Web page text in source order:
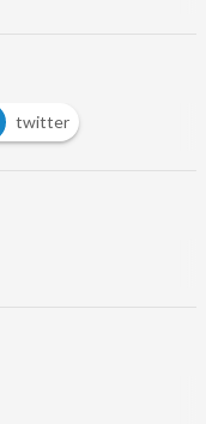
twitter